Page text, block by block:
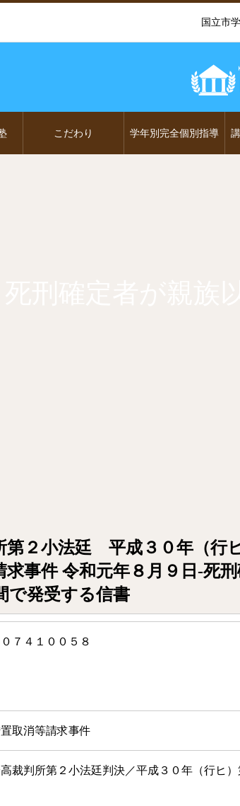
国立市
こだわり 学年別完全個別指導
第２小法廷 平成３０年（行
求事件 令和元年８月９日-死
で発受する信書
０７４１００５８
取消等請求事件
裁判所第２小法廷判決／平成３０年（行ヒ